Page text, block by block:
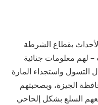
بقطاع الشرطة
ضبط رجل و3 سيدات – لهم معلومات جنائية
التسول واستجداء المارة
الجيزة، وبصحبتهم
السلع بشكل إلحاحي